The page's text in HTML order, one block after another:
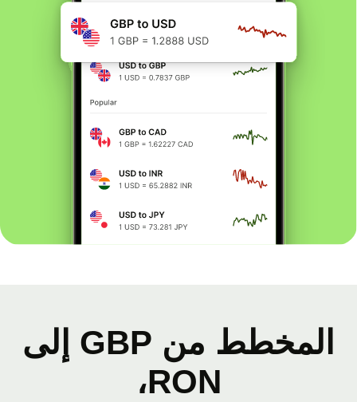
المخطط من GBP إلى
RON،